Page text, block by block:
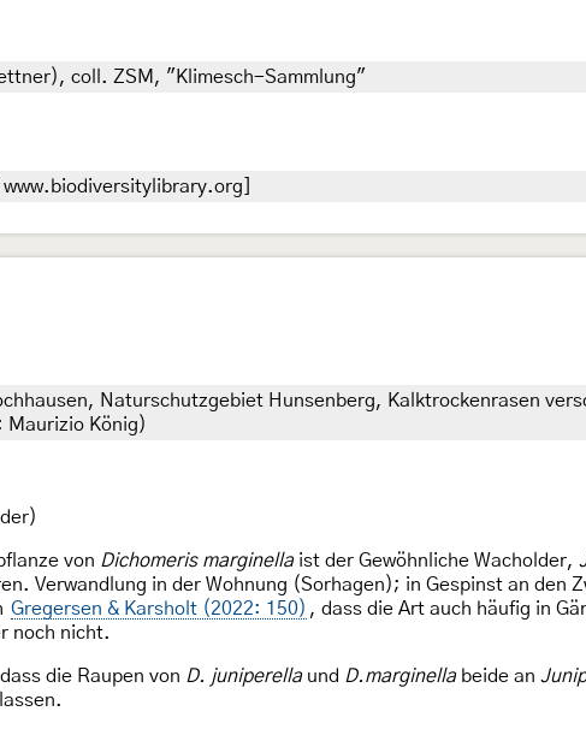
coll. ZSM, "Klimesch-Sammlung"
Naturschutzgebiet Hunsenberg, Kalktrockenrasen
Maurizio König)
von Dichomeris marginellaist der Gewöhnliche Wacholder,
Verwandlung in der Wohnung (Sorhagen); in Gespinst an den
Gregersen & Karsholt (2022: 150) , dass die Art auch häufig in
noch nicht.
die Raupen von D. juniperellaund D.marginellabeide an